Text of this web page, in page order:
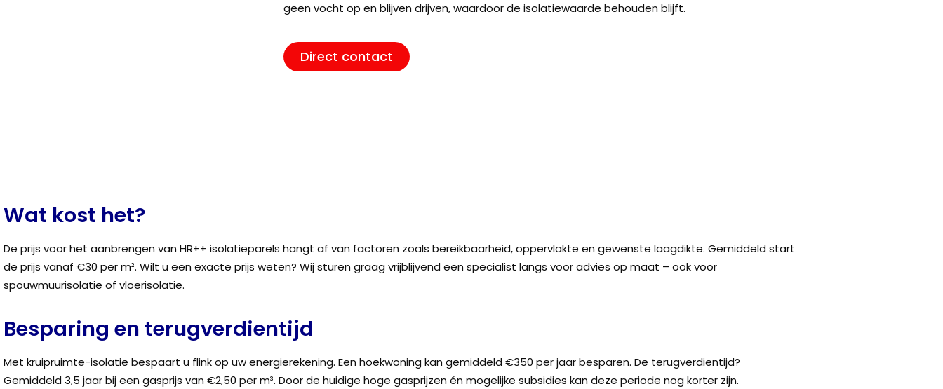
geen vocht op en blijven drijven, waardoor de isolatiewaarde behouden blijft.
Direct contact
Wat kost het?
De prijs voor het aanbrengen van HR++ isolatieparels hangt af van factoren zoals bereikbaarheid, oppervlakte en gewenste laagdikte. Gemiddeld start
de prijs vanaf €30 per m². Wilt u een exacte prijs weten? Wij sturen graag vrijblijvend een specialist langs voor advies op maat – ook voor
spouwmuurisolatie of vloerisolatie.
Besparing en terugverdientijd
Met kruipruimte-isolatie bespaart u flink op uw energierekening. Een hoekwoning kan gemiddeld €350 per jaar besparen. De terugverdientijd?
Gemiddeld 3,5 jaar bij een gasprijs van €2,50 per m³. Door de huidige hoge gasprijzen én mogelijke subsidies kan deze periode nog korter zijn.